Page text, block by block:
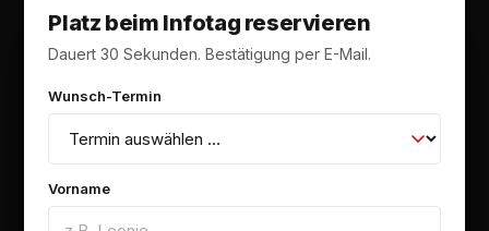
Platz beim Infotag reservieren
Dauert 30 Sekunden. Bestätigung per E-Mail.
Wunsch-Termin
Vorname